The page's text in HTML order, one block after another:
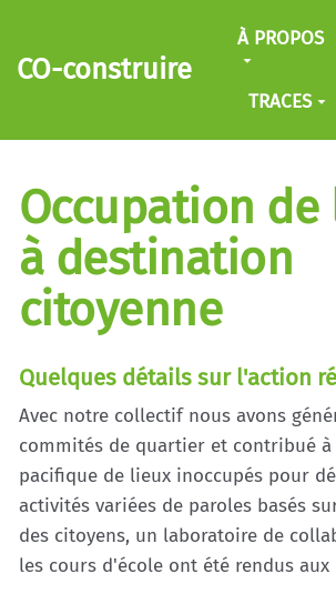
Aller au contenu principal
CO-construire
À PROPOS
TRACES
Occupation de
à destination
citoyenne
Quelques détails sur l'action
Avec notre collectif nous avons
commités de quartier et contribué
pacifique de lieux inoccupés pour
activités variées de paroles basés
des citoyens, un laboratoire de
les cours d'école ont été rendus aux